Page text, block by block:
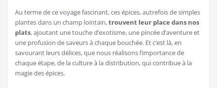
Au terme de ce voyage fascinant, ces épices, autrefois de simples
plantes dans un champ lointain,trouvent leur place dans nos
plats, ajoutant une touche d’exotisme, une pincée d’aventure et
une profusion de saveurs à chaque bouchée. Et c’est là, en
savourant leurs délices, que nous réalisons l’importance de
chaque étape, de la culture à la distribution, qui contribue à la
magie des épices.